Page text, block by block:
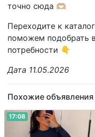
точно сюда 🫶🏼
Переходите к
поможем подобрать
потребности 👇
Дата 11.05.2026
Похожие объявления
17:08